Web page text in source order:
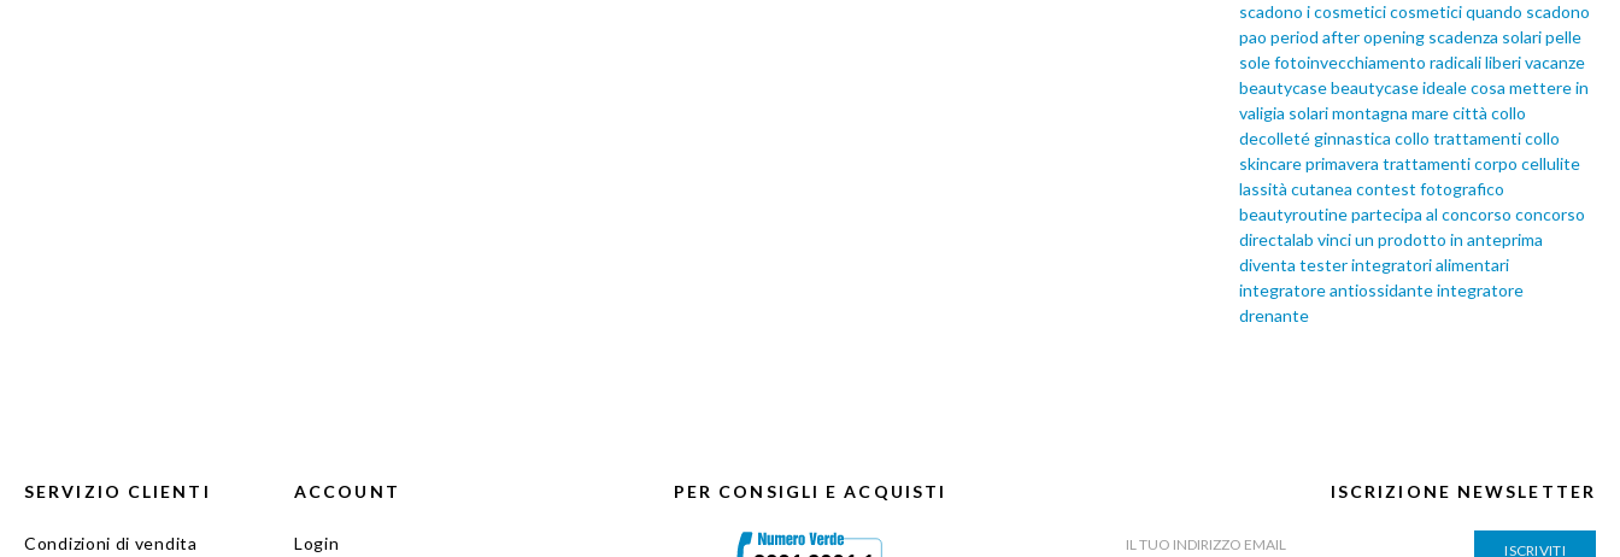
scadono i cosmeticicosmetici quando scadono
pao period after opening scadenza solaripelle
solefotoinvecchiamento radicali liberivacanze
beautycasebeautycase idealecosa mettere in
valigia solarimontagna marecittà collo
decolletéginnastica collo trattamenti collo
skincare primavera trattamenti corpo cellulite
lassità cutanea contest fotografico
beautyroutinepartecipa al concorso concorso
directalab vinci un prodotto in anteprima
diventa testerintegratori alimentari
integratore antiossidanteintegratore
drenante
SERVIZIO CLIENTI
Condizioni di vendita
ACCOUNT
Login
PER CONSIGLI E ACQUISTI ISCRIZIONE NEWSLETTER
ISCRIVITI